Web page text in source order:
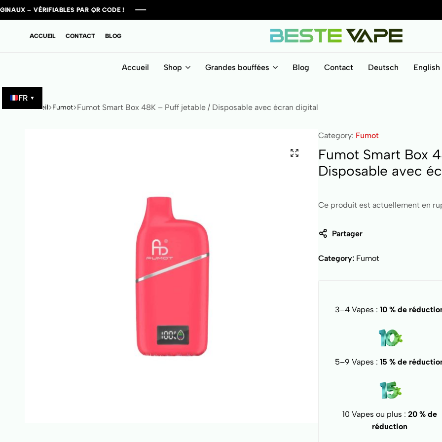
FR ▼
PAR QR CODE !
PAR QR CODE !
PAR QR CODE !
PAR QR CODE !
ACCUEIL CONTACT BLOG
Accueil
Shop Grandes bouffées Blog Contact Deutsch English
Accueil Fumot Fumot Smart Box 48K – Puff jetable / Disposable avec écran digital
Category: Fumot
Fumot Smart Box
Disposable avec
Ce produit est actuellement en
Partager
Category: Fumot
3–4 Vapes : 10 % de
5–9 Vapes : 15 % de
10 Vapes ou plus : 20 % de
réduction